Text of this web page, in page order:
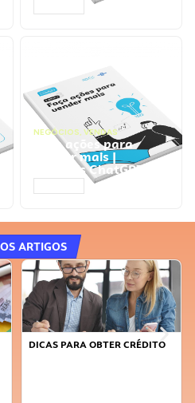
NEGÓCIOS, VENDAS
Faça ações para
vender mais |
Prompts ChatGPT
ARTIGOS
FAÇA A DIFERENÇA: SEJA